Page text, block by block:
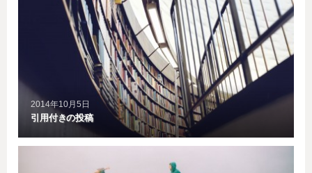
2014年10月5日
引用付きの投稿